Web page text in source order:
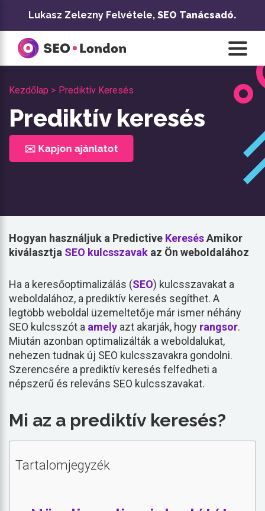
tartalomra
Lukasz Zelezny Felvétele, SEO Tanácsadó.
Kezdőlap > Prediktív Keresés
Prediktív keresés
✉️ Kapjon ajánlatot
Hogyan használjuk a Predictive KeresésAmikor
kiválasztja SEO kulcsszavak az Ön weboldalához
Ha a keresőoptimalizálás (SEO) kulcsszavakat a
weboldalához, a prediktív keresés segíthet. A
legtöbb weboldal üzemeltetője már ismer néhány
SEO kulcsszót a amely azt akarják, hogy rangsor.
Miután azonban optimalizálták a weboldalukat,
nehezen tudnak új SEO kulcsszavakra gondolni.
Szerencsére a prediktív keresés felfedheti a
népszerű és releváns SEO kulcsszavakat.
Mi az a prediktív keresés?
Tartalomjegyzék